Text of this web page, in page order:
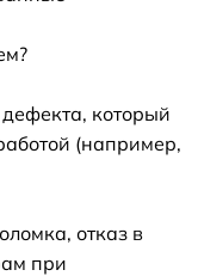
который
(например,
отказ в
при